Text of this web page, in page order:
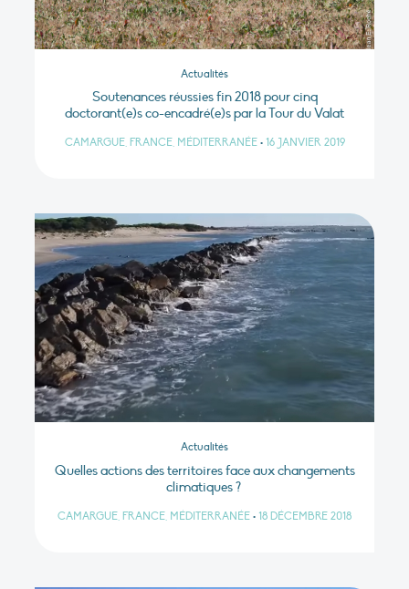
Actualités
Soutenances réussies fin 2018 pour cinq
doctorant(e)s co-encadré(e)s par la Tour du Valat
CAMARGUE, FRANCE, MÉDITERRANÉE • 16 JANVIER 2019
Actualités
Quelles actions des territoires face aux changements
climatiques ?
CAMARGUE, FRANCE, MÉDITERRANÉE • 18 DÉCEMBRE 2018